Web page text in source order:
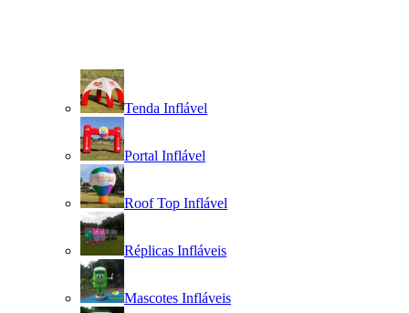
Tenda Inflável
Portal Inflável
Roof Top Inflável
Réplicas Infláveis
Mascotes Infláveis